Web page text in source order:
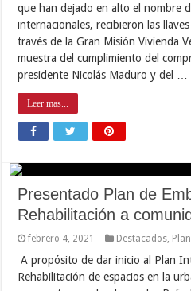
que han dejado en alto el nombre
internacionales, recibieron las
través de la Gran Misión Vivienda
muestra del cumplimiento del
presidente Nicolás Maduro y del …
Leer mas...
Presentado Plan de
Rehabilitación a
febrero 4, 2021 Destacados
A propósito de dar inicio al Plan
Rehabilitación de espacios en la